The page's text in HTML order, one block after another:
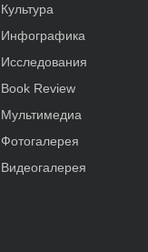
Культура
Инфографика
Исследования
Book Review
Мультимедиа
Фотогалерея
Видеогалерея